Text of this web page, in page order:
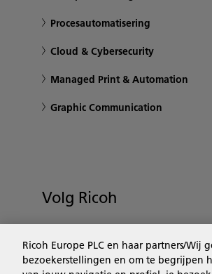
Procesautomatisering
Cloud & Cybersecurity
Managed Print & Automation
Graphic Communication
Volg Ricoh
Ricoh Europe PLC en haar partners/
bezoekerstellingen en om te begrijpen